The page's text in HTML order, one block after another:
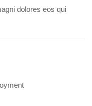
dolores eos qui